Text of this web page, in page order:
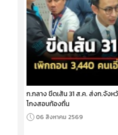
ก.กลาง ขีดเส้น 31 ส.ค. ส่งก.จัง
โกงสอบท้องถิ่น
06 สิงหาคม 2569